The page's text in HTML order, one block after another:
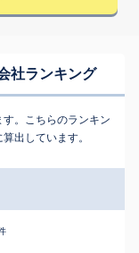
社ランキング
。こちらのランキン
出しています。